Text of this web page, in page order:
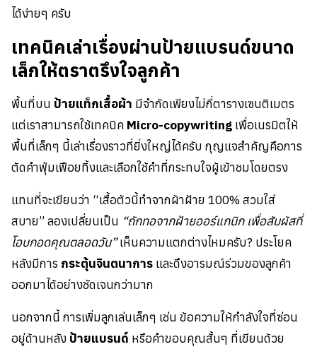
ได้ง่ายๆ ครับ
เทคนิคเล่าเรื่องผ่านป้ายแบรนด์ขนาด
เล็กให้ตราตรึงใจลูกค้า
พื้นที่บน ป้ายแท็กเสื้อผ้า มีจำกัดเพียงไม่กี่ตารางเซนติเมตร
แต่เราสามารถใช้เทคนิค Micro-copywriting เพื่อเนรมิตให้
พื้นที่เล็กๆ นี้เล่าเรื่องราวที่ยิ่งใหญ่ได้ครับ กุญแจสำคัญคือการ
ตัดคำฟุ่มเฟือยทิ้งและเลือกใช้คำที่กระทบใจผู้เข้าชมโดยตรง
แทนที่จะเขียนว่า “เสื้อตัวนี้ทำจากผ้าฝ้าย 100% สวมใส่
สบาย” ลองเปลี่ยนเป็น “ถักทอจากฝ้ายออร์แกนิก เพื่อสัมผัสที่
โอบกอดคุณตลอดวัน”เห็นความแตกต่างไหมครับ? ประโยค
หลังมีการ กระตุ้นจินตนาการ และดึงอารมณ์ร่วมของลูกค้า
ออกมาได้อย่างชัดเจนกว่ามาก
นอกจากนี้ การเพิ่มลูกเล่นเล็กๆ เช่น ข้อความให้กำลังใจที่ซ่อน
อยู่ด้านหลัง ป้ายแบรนด์ หรือคำขอบคุณสั้นๆ ที่เขียนด้วย